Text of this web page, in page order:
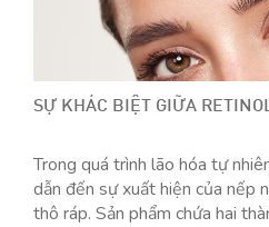
SỰ KHÁC BIỆT GIỮA
Trong quá trình lão hóa tự
dẫn đến sự xuất hiện của nếp
thô ráp. Sản phẩm chứa hai